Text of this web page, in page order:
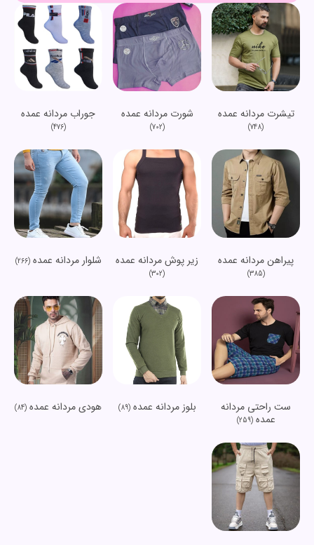
تیشرت مردانه عمده
(748)
شورت مردانه عمده
(702)
جوراب مردانه عمده
(476)
پیراهن مردانه عمده
(385)
زیر پوش مردانه عمده
(302)
شلوار مردانه عمده(266)
ست راحتی مردانه
عمده(259)
بلوز مردانه عمده(89) هودی مردانه عمده (84)